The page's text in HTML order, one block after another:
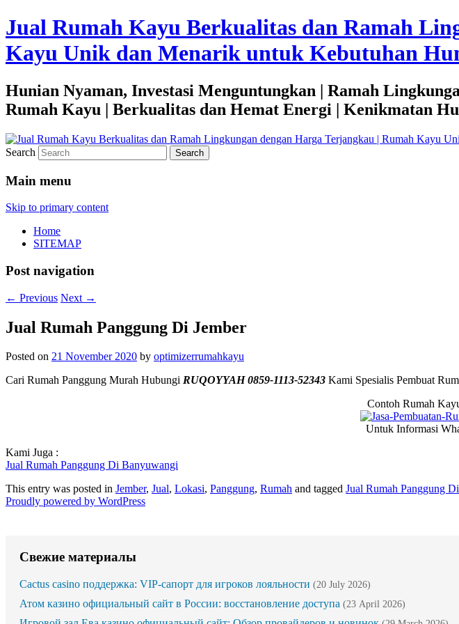
Jual Rumah Kayu Berkualitas dan Ramah
Kayu Unik dan Menarik untuk Kebutuhan
Hunian Nyaman, Investasi Menguntungkan | Ramah
Rumah Kayu | Berkualitas dan Hemat Energi | Kenikmatan
Search
Main menu
Skip to primary content
Home
SITEMAP
Post navigation
← Previous Next →
Jual Rumah Panggung Di Jember
Posted on 21 November 2020 by optimizerrumahkayu
Cari Rumah Panggung Murah Hubungi RUQOYYAH 0859-1113-52343 Kami Spesialis Pembuat
Contoh Rumah
Untuk Informasi
Kami Juga :
Jual Rumah Panggung Di Banyuwangi
This entry was posted in Jember, Jual, Lokasi, Panggung, Rumah and tagged Jual Rumah Panggung
Proudly powered by WordPress
Свежие материалы
Cactus casino поддержка: VIP-сапорт для игроков лояльности (20 July 2026)
Атом казино официальный сайт в России: восстановление доступа (23 April 2026)